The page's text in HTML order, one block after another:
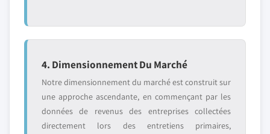
4. Dimensionnement Du Marché
Notre dimensionnement du marché est construit sur
une approche ascendante, en commençant par les
données de revenus des entreprises collectées
directement lors des entretiens primaires,